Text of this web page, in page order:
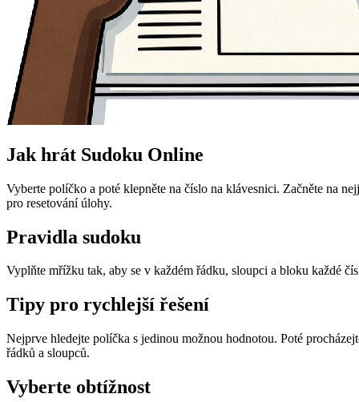
Jak hrát Sudoku Online
Vyberte políčko a poté klepněte na číslo na klávesnici. Začněte na
pro resetování úlohy.
Pravidla sudoku
Vyplňte mřížku tak, aby se v každém řádku, sloupci a bloku každé
Tipy pro rychlejší řešení
Nejprve hledejte políčka s jedinou možnou hodnotou. Poté
řádků a sloupců.
Vyberte obtížnost